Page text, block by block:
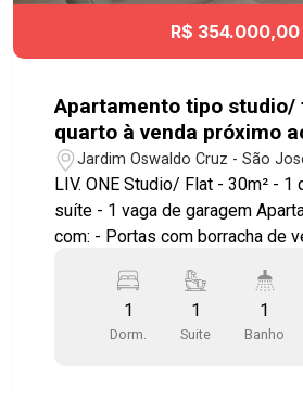
investir no Liv.One. ? Chame a Geração Imóveis e
encontre a unidade ideal para
R$ 354.000,00
Apartamento tipo studio/
quarto à venda próximo
em São José dos
Jardim Oswaldo Cruz - São
LIV. ONE Studio/ Flat - 30m² - 1 quarto sendo
suíte - 1 vaga de garagem Apartamento entregue
com: - Portas com borracha de
- Área de serviço integrada a
elétrico para churrasqueira grill -
persiana integrada
1
Dorm.
1
Suite
1
Banho